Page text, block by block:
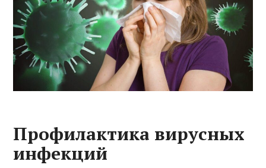
Профилактика вирусных
инфекций